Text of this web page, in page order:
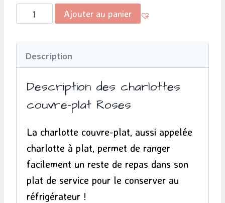
quantité
de
Charlottes
couvre-
Rose
Ajouter au panier
Description
Description des charlottes
couvre-plat Roses
La charlotte couvre-plat, aussi appelée
charlotte à plat, permet de ranger
facilement un reste de repas dans son
plat de service pour le conserver au
réfrigérateur !